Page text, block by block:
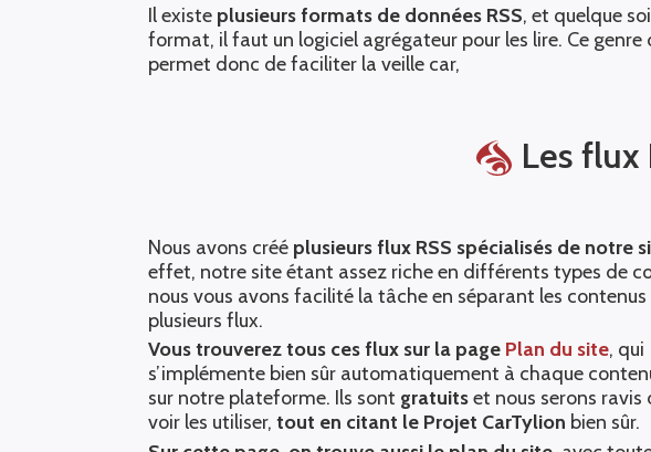
Il existe plusieurs formats de données RSS, et quelque
format, il faut un logiciel agrégateur pour les lire. Ce genre
permet donc de faciliter la veille car,
Les flux
Nous avons créé plusieurs flux RSS spécialisés de notre
effet, notre site étant assez riche en différents types de
nous vous avons facilité la tâche en séparant les contenus
plusieurs flux.
Vous trouverez tous ces flux sur la page Plan du site, qui
s’implémente bien sûr automatiquement à chaque
sur notre plateforme. Ils sont gratuitset nous serons ravis
voir les utiliser,tout en citant le Projet CarTylion bien sûr.